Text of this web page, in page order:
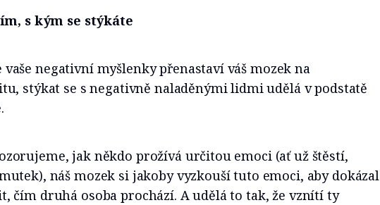
s kým se stýkáte
vaše negativní myšlenky přenastaví váš mozek na
stýkat se s negativně naladěnými lidmi udělá v podstatě
jak někdo prožívá určitou emoci (ať už štěstí,
náš mozek si jakoby vyzkouší tuto emoci, aby dokázal
čím druhá osoba prochází. A udělá to tak, že vznítí ty